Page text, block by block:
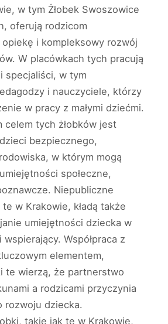
w tym Żłobek Swoszowice
oferują rodzicom
i kompleksowy rozwój
W placówkach tych pracują
specjaliści, w tym
i nauczyciele, którzy
w pracy z małymi dziećmi.
celem tych żłobków jest
bezpiecznego,
w którym mogą
społeczne,
Niepubliczne
te w Krakowie, kładą także
umiejętności dziecka w
Współpraca z
elementem,
te wierzą, że partnerstwo
a rodzicami przyczynia
rozwoju dziecka.
takie jak te w Krakowie,